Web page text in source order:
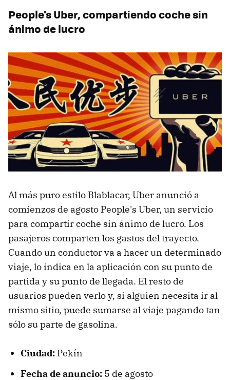
People's Uber, compartiendo coche sin
ánimo de lucro
Al más puro estilo Blablacar, Uber anunció a
comienzos de agosto People's Uber, un servicio
para compartir coche sin ánimo de lucro. Los
pasajeros comparten los gastos del trayecto.
Cuando un conductor va a hacer un determinado
viaje, lo indica en la aplicación con su punto de
partida y su punto de llegada. El resto de
usuarios pueden verlo y, si alguien necesita ir al
mismo sitio, puede sumarse al viaje pagando tan
sólo su parte de gasolina.
Ciudad: Pekín
Fecha de anuncio: 5 de agosto